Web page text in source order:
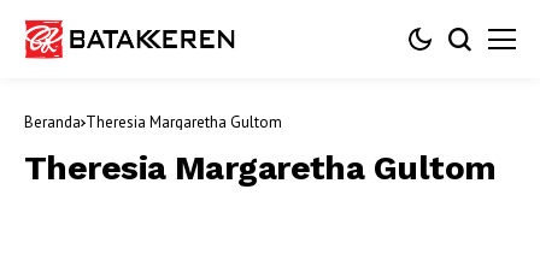
Beranda Theresia Margaretha Gultom
Theresia Margaretha Gultom